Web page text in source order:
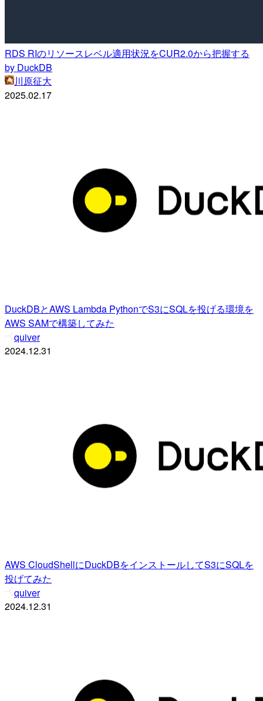
RDS RIのリソースレベル適用状況をCUR2.0から把握する
by DuckDB
川原征大
2025.02.17
DuckDBとAWS Lambda PythonでS3にSQLを投げる環境を
AWS SAMで構築してみた
quiver
2024.12.31
AWS CloudShellにDuckDBをインストールしてS3にSQLを
投げてみた
quiver
2024.12.31